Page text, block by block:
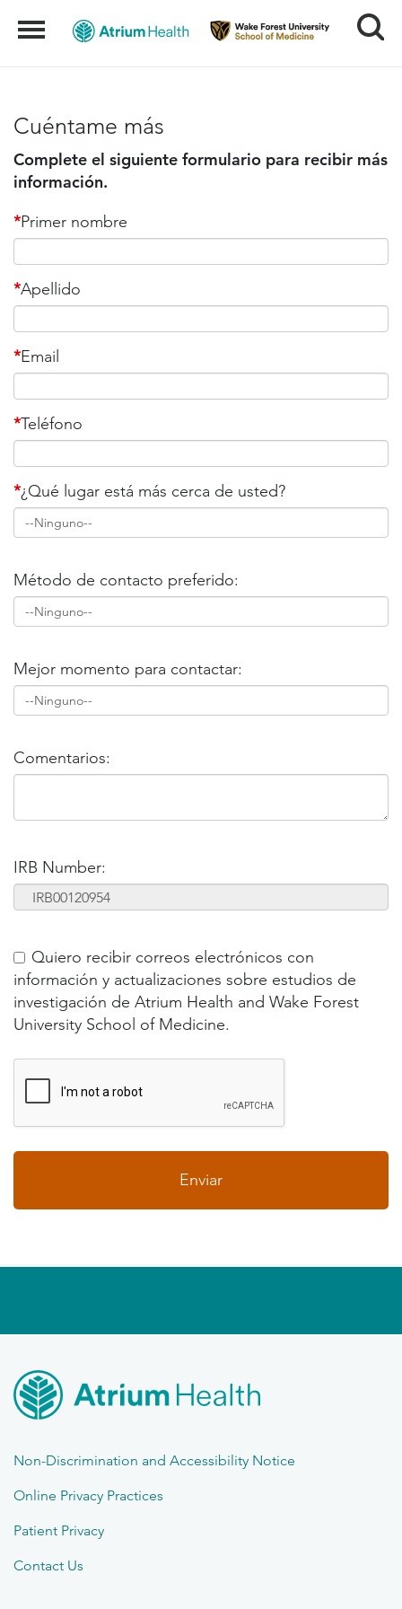
Menu Search
Cuéntame más
Complete el siguiente formulario para recibir más
información.
*Primer nombre
*Apellido
*Email
*Teléfono
*¿Qué lugar está más cerca de usted?
Método de contacto preferido:
Mejor momento para contactar:
Comentarios:
IRB Number:
Quiero recibir correos electrónicos con
información y actualizaciones sobre estudios de
investigación de Atrium Health and Wake Forest
University School of Medicine.
Non-Discrimination and Accessibility Notice
Online Privacy Practices
Patient Privacy
Contact Us